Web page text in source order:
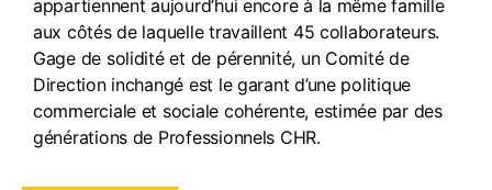
k
appartiennent aujourd’hui encore à la même famille
aux côtés de laquelle travaillent 45 collaborateurs.
Gage de solidité et de pérennité, un Comité de
Direction inchangé est le garant d’une politique
commerciale et sociale cohérente, estimée par des
générations de Professionnels CHR.